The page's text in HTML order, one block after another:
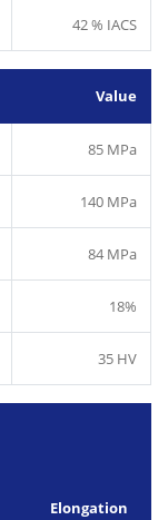
42 % IACS
Value
85 MPa
140 MPa
84 MPa
18%
35 HV
Elongation